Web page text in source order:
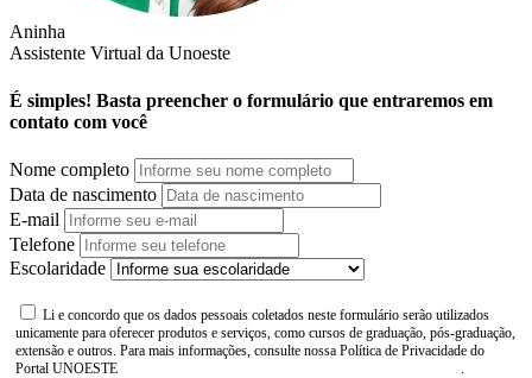
Aninha
Assistente Virtual da Unoeste
É simples! Basta preencher o formulário que entraremos em
contato com você
Nome completo
Data de nascimento
E-mail
Telefone
Escolaridade
Li e concordo que os dados pessoais coletados neste formulário serão utilizados
unicamente para oferecer produtos e serviços, como cursos de graduação, pós-graduação,
extensão e outros. Para mais informações, consulte nossa Política de Privacidade do
Portal UNOESTE
.